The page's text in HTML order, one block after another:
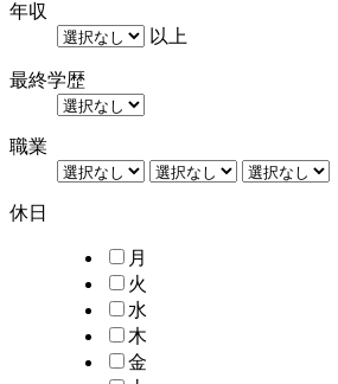
年収
以上
最終学歴
職業
休日
月
火
水
木
金